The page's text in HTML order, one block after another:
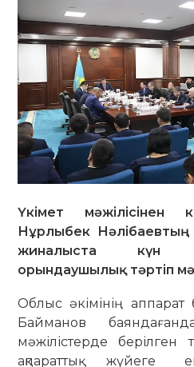
Үкімет мәжілісінен
Нұрлыбек Нәлібаевтың
жиналыста күн
орындаушылық тәртіп
Облыс әкімінің
Байманов
мәжілістерде
ақпараттық жүйеге